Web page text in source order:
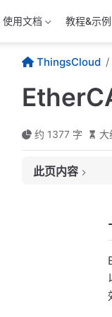
使用文档 教程&示例
ThingsCloud
约 1377 字 大
此页内容
（一）报文处理
（二）网络拓扑